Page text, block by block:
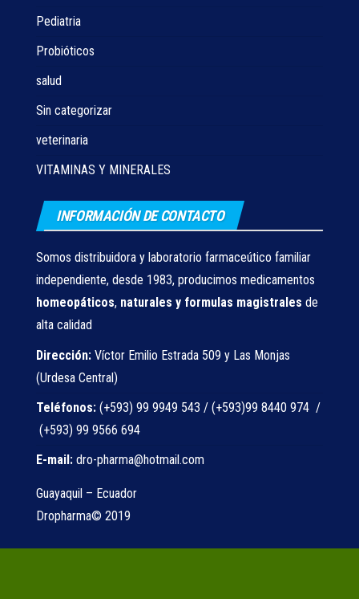
Pediatria
Probióticos
salud
Sin categorizar
veterinaria
VITAMINAS Y MINERALES
INFORMACIÓN DE CONTACTO
Somos distribuidora y laboratorio farmaceútico familiar
independiente, desde 1983, producimos medicamentos
homeopáticos, naturales y formulas magistrales de
alta calidad
Dirección: Víctor Emilio Estrada 509 y Las Monjas
(Urdesa Central)
Teléfonos: (+593) 99 9949 543 / (+593)99 8440 974 /
(+593) 99 9566 694
E-mail: dro-pharma@hotmail.com
Guayaquil – Ecuador
Dropharma© 2019